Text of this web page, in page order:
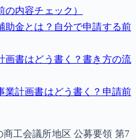
内容チェック）
助金とは？自分で申請する前
画書はどう書く？書き方の流
業計画書はどう書く？申請前
商工会議所地区 公募要領 第7